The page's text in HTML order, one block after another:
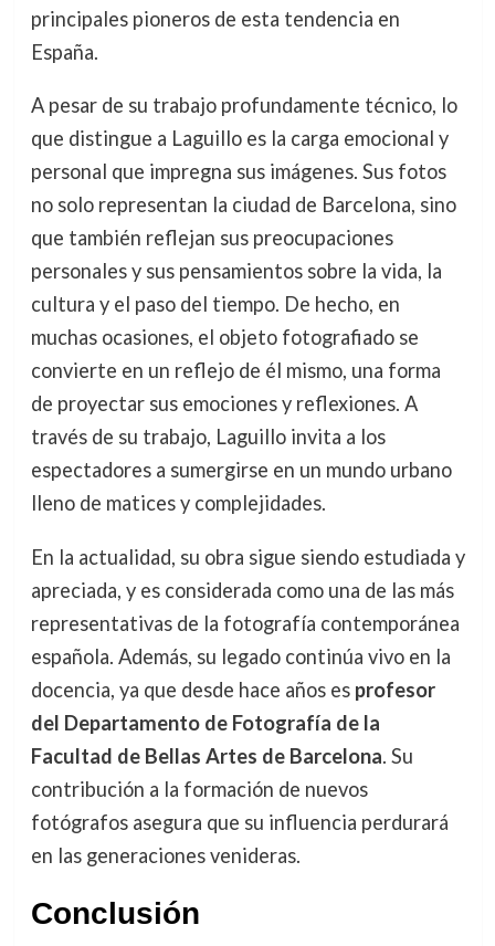
principales pioneros de esta tendencia en
España.
A pesar de su trabajo profundamente técnico, lo
que distingue a Laguillo es la carga emocional y
personal que impregna sus imágenes. Sus fotos
no solo representan la ciudad de Barcelona, sino
que también reflejan sus preocupaciones
personales y sus pensamientos sobre la vida, la
cultura y el paso del tiempo. De hecho, en
muchas ocasiones, el objeto fotografiado se
convierte en un reflejo de él mismo, una forma
de proyectar sus emociones y reflexiones. A
través de su trabajo, Laguillo invita a los
espectadores a sumergirse en un mundo urbano
lleno de matices y complejidades.
En la actualidad, su obra sigue siendo estudiada y
apreciada, y es considerada como una de las más
representativas de la fotografía contemporánea
española. Además, su legado continúa vivo en la
docencia, ya que desde hace años es profesor
del Departamento de Fotografía de la
Facultad de Bellas Artes de Barcelona. Su
contribución a la formación de nuevos
fotógrafos asegura que su influencia perdurará
en las generaciones venideras.
Conclusión